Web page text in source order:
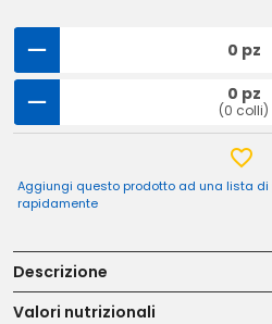
0 pz
0 pz
(0 colli)
Aggiungi questo prodotto ad una lista di
rapidamente
Descrizione
Valori nutrizionali